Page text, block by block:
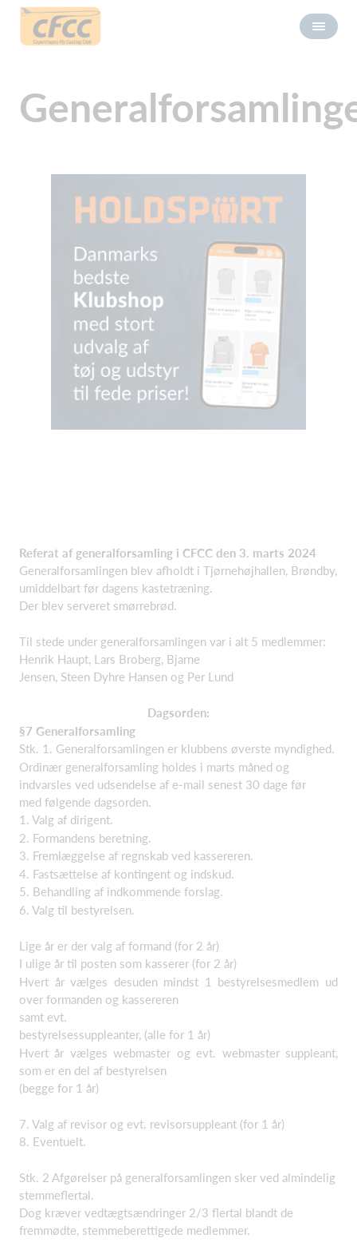
Referat af generalforsamling i CFCC den 3. marts 2024
Generalforsamlingen blev afholdt i Tjørnehøjhallen, Brøndby,
umiddelbart før dagens kastetræning.
Der blev serveret smørrebrød.
Til stede under generalforsamlingen var i alt 5 medlemmer:
Henrik Haupt, Lars Broberg, Bjarne
Jensen, Steen Dyhre Hansen og Per Lund
Dagsorden:
§7 Generalforsamling
Stk. 1. Generalforsamlingen er klubbens øverste myndighed.
Ordinær generalforsamling holdes i marts måned og
indvarsles ved udsendelse af e-mail senest 30 dage før
med følgende dagsorden.
1. Valg af dirigent.
2. Formandens beretning.
3. Fremlæggelse af regnskab ved kassereren.
4. Fastsættelse af kontingent og indskud.
5. Behandling af indkommende forslag.
6. Valg til bestyrelsen.
Lige år er der valg af formand (for 2 år)
I ulige år til posten som kasserer (for 2 år)
Hvert år vælges desuden mindst 1 bestyrelsesmedlem ud
over formanden og kassereren
samt evt.
bestyrelsessuppleanter, (alle for 1 år)
Hvert år vælges webmaster og evt. webmaster suppleant,
som er en del af bestyrelsen
(begge for 1 år)
7. Valg af revisor og evt. revisorsuppleant (for 1 år)
8. Eventuelt.
Stk. 2 Afgørelser på generalforsamlingen sker ved almindelig
stemmeflertal.
Dog kræver vedtægtsændringer 2/3 flertal blandt de
fremmødte, stemmeberettigede medlemmer.